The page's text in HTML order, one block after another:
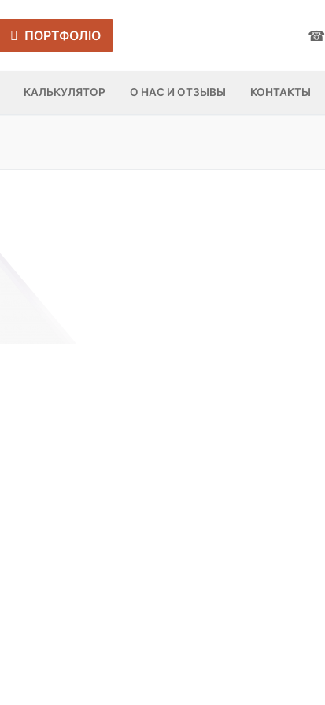
ПОРТФОЛІО ☎
КАЛЬКУЛЯТОР О НАС И ОТЗЫВЫ КОНТАКТЫ